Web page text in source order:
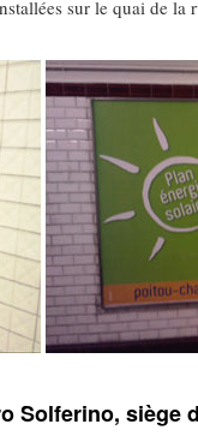
sur le quai de la
Solferino, siège